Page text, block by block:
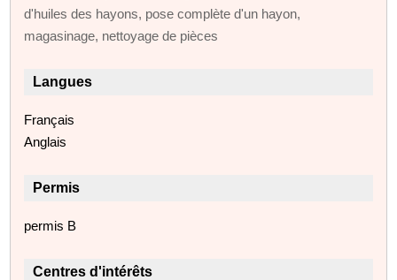
d'huiles des hayons, pose complète d'un hayon,
magasinage, nettoyage de pièces
Langues
Français
Anglais
Permis
permis B
Centres d'intérêts